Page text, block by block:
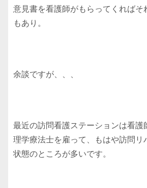
意見書を看護師がもらってくればそ
もあり。
余談ですが、、、
最近の訪問看護ステーションは看護
理学療法士を雇って、もはや訪問リ
状態のところが多いです。